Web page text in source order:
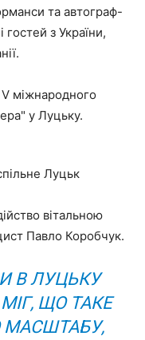
та автограф-
гостей з України,
Луцьк
вітальною
Павло Коробчук.
В ЛУЦЬКУ
ЩО ТАКЕ
МАСШТАБУ,